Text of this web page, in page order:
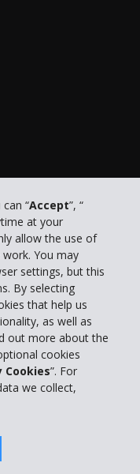
“Accept”, “
at your
allow the use of
You may
settings, but this
By selecting
that help us
as well as
out more about the
cookies
Cookies”. For
we collect,
e Condizioni di